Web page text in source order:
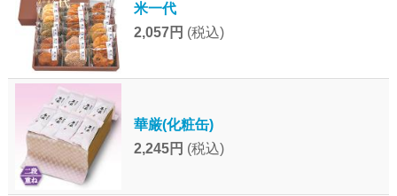
米一代
2,057円 (税込)
華厳(化粧缶)
2,245円 (税込)